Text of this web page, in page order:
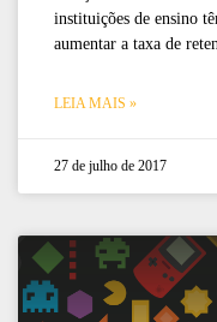
instituições de ensino
aumentar a taxa de
LEIA MAIS »
27 de julho de 2017